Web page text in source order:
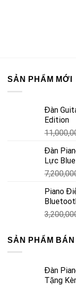
SẢN PHẨM MỚI
Đàn
Edition
Đàn
Lực
Piano
SẢN PHẨM
Đàn
Tặng